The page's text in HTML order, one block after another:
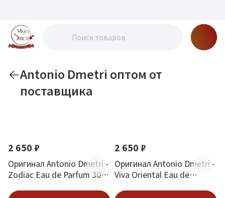
Antonio Dmetri оптом от
поставщика
2 650 ₽
Оригинал Antonio Dmetri -
Zodiac Eau de Parfum 30
2 650 ₽
Оригинал Antonio Dmetri -
Viva Oriental Eau de